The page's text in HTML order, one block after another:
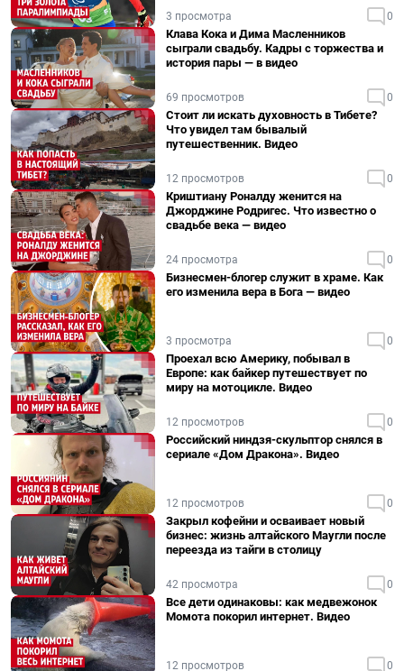
3 просмотра 0
Клава Кока и Дима Масленников
сыграли свадьбу. Кадры с торжества и
история пары — в видео
69 просмотров 0
Стоит ли искать духовность в Тибете?
Что увидел там бывалый
путешественник. Видео
12 просмотров 0
Криштиану Роналду женится на
Джорджине Родригес. Что известно о
свадьбе века — видео
24 просмотра 0
Бизнесмен-блогер служит в храме. Как
его изменила вера в Бога — видео
3 просмотра 0
Проехал всю Америку, побывал в
Европе: как байкер путешествует по
миру на мотоцикле. Видео
12 просмотров 0
Российский ниндзя-скульптор снялся в
сериале «Дом Дракона». Видео
12 просмотров 0
Закрыл кофейни и осваивает новый
бизнес: жизнь алтайского Маугли после
переезда из тайги в столицу
42 просмотра 0
Все дети одинаковы: как медвежонок
Момота покорил интернет. Видео
12 просмотров 0